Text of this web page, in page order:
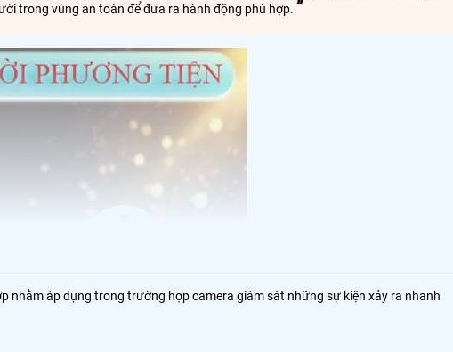
trong vùng an toàn để đưa ra hành động phù hợp.
nhằm áp dụng trong trường hợp camera giám sát những sự kiện xảy ra nhanh